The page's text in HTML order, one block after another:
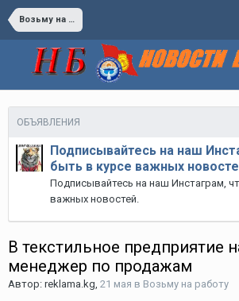
Возьму на работу
ОБЪЯВЛЕНИЯ
Подписывайтесь на наш
быть в курсе важных
Подписывайтесь на наш Инстаграм,
важных новостей.
В текстильное предприятие
менеджер по продажам
Автор: reklama.kg, 21 мая в Возьму на работу